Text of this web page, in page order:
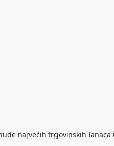
najvećih trgovinskih lanaca